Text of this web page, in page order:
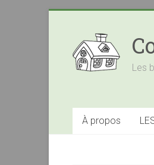
Les
À propos